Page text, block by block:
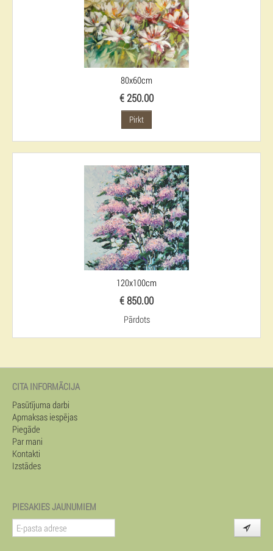
80x60cm
€ 250.00
Pirkt
120x100cm
€ 850.00
Pārdots
CITA INFORMĀCIJA
Pasūtījuma darbi
Apmaksas iespējas
Piegāde
Par mani
Kontakti
Izstādes
PIESAKIES JAUNUMIEM